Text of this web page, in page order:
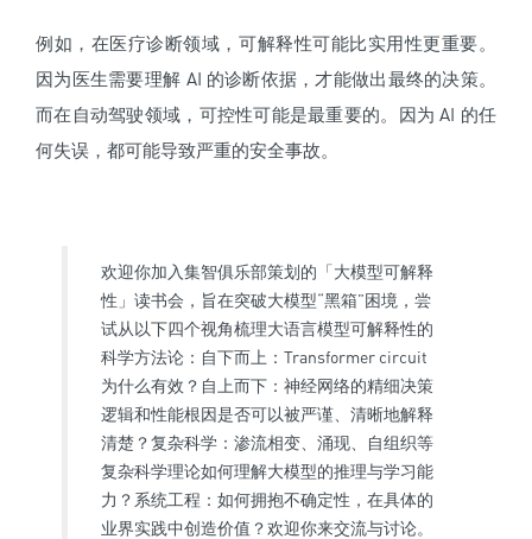
例如，在医疗诊断领域，可解释性可能比实用性更重要。
因为医生需要理解 AI 的诊断依据，才能做出最终的决策。
而在自动驾驶领域，可控性可能是最重要的。因为 AI 的任
何失误，都可能导致严重的安全事故。
欢迎你加入集智俱乐部策划的「大模型可解释
性」读书会，旨在突破大模型“黑箱”困境，尝
试从以下四个视角梳理大语言模型可解释性的
科学方法论：自下而上：Transformer circuit
为什么有效？自上而下：神经网络的精细决策
逻辑和性能根因是否可以被严谨、清晰地解释
清楚？复杂科学：渗流相变、涌现、自组织等
复杂科学理论如何理解大模型的推理与学习能
力？系统工程：如何拥抱不确定性，在具体的
业界实践中创造价值？欢迎你来交流与讨论。